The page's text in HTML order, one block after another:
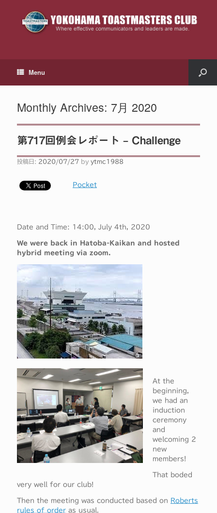
Menu
Monthly Archives: 7月 2020
第717回例会レポート – Challenge
投稿日: 2020/07/27 by ytmc1988
Pocket
Date and Time: 14:00, July 4th, 2020
We were back in Hatoba-Kaikan and hosted
hybrid meeting via zoom.
At the
beginning,
we had an
induction
ceremony
and
welcoming 2
new
members!
That boded
very well for our club!
Then the meeting was conducted based on
Roberts
rules of order as usual.